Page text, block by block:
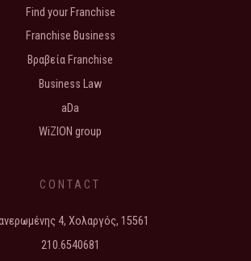
Find your Franchise
Franchise Business
Βραβεία Franchise
Business Law
aDa
WiZION group
CONTACT
4, Χολαργός, 15561
210.6540681